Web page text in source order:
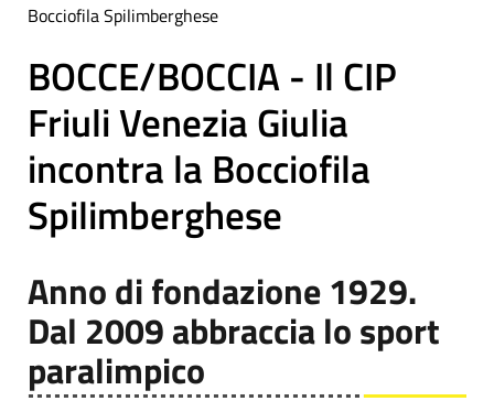
Bocciofila Spilimberghese
BOCCE/BOCCIA - Il CIP
Friuli Venezia Giulia
incontra la Bocciofila
Spilimberghese
Anno di fondazione 1929.
Dal 2009 abbraccia lo sport
paralimpico